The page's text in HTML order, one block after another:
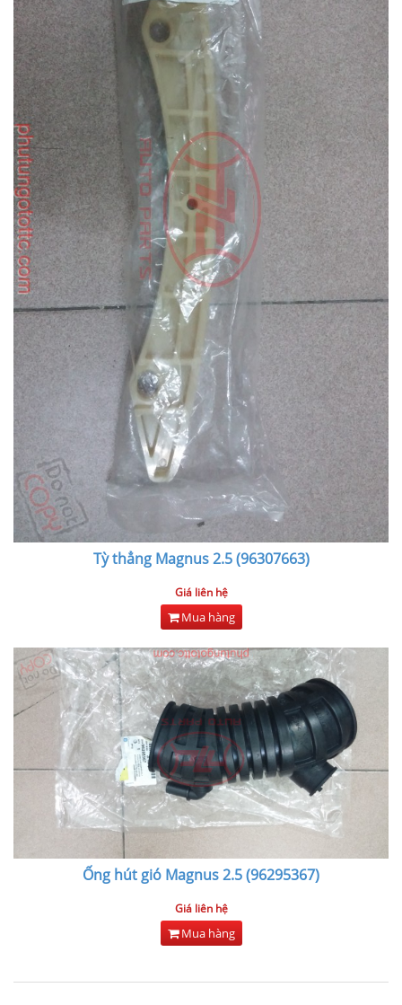
Tỳ thẳng Magnus 2.5 (96307663)
Giá liên hệ
Mua hàng
Ống hút gió Magnus 2.5 (96295367)
Giá liên hệ
Mua hàng